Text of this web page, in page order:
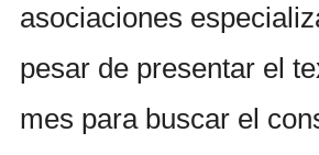
asociaciones
pesar de presentar el
mes para buscar el